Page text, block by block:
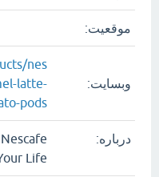
موقعیت:
وبسایت:
nes
latte-
pods
درباره:
Life